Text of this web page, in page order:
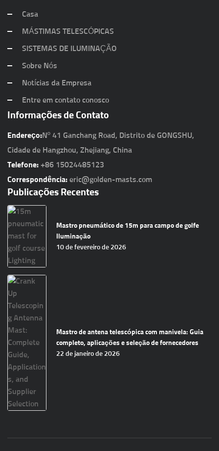
Casa
MÁSTIMAS TELESCÓPICAS
SISTEMAS DE ILUMINAÇÃO
Sobre Nós
Notícias da Empresa
Entre em contato conosco
Informações de Contato
Endereço:Nº 41 Ganchang Road, Distrito de GONGSHU,
Cidade de Hangzhou, Zhejiang, China
Telefone: +86 15024485123
Correspondência: eric@golden-masts.com
Publicações Recentes
Mastro pneumático de 15m para campo de golfe
Iluminação
10 de fevereiro de 2026
Mastro de antena telescópica com manivela: Guia
completo, aplicações e seleção de fornecedores
22 de janeiro de 2026